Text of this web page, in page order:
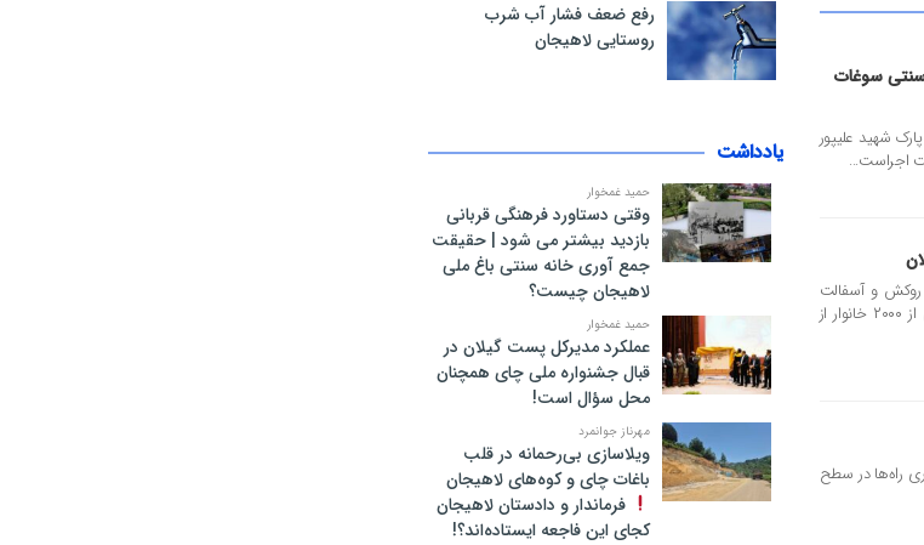
سنتی سوغات
شهید علیپور
جاده ای گیلان از اجرای ۱۰ کیلومتر روکش و آسفالت
راه‌های فرعی و روستایی استان طی امسال خبر داد و گفت: بیش از ۲۰۰۰ خانوار از
گیلان از اجرای ۴۷ پروژه نگهداری راه‌ها در سطح
رفع ضعف فشار آب شرب
روستایی لاهیجان
یادداشت
حمید غمخوار
وقتی دستاورد فرهنگی قربانی
بازدید بیشتر می شود | حقیقت
جمع آوری خانه سنتی باغ ملی
لاهیجان چیست؟
حمید غمخوار
عملکرد مدیرکل پست گیلان در
قبال جشنواره ملی چای همچنان
محل سؤال است!
مهرناز جوانمرد
ویلاسازی بی‌رحمانه در قلب
باغات چای و کوه‌های لاهیجان
فرماندار و دادستان لاهیجان
کجای این فاجعه ایستاده‌اند؟!